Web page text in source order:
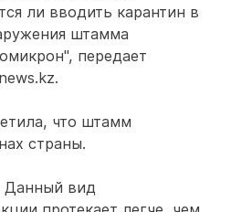
ли вводить карантин в
штамма
передает
что штамм
страны.
Данный вид